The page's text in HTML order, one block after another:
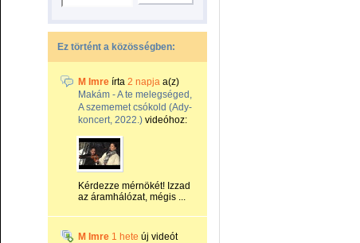
Ez történt a közösségben:
M Imre írta 2 napja a(z)
Makám - A te melegséged,
A szememet csókold (Ady-
koncert, 2022.) videóhoz:
Kérdezze mérnökét! Izzad
az áramhálózat, mégis ...
M Imre 1 hete új videót